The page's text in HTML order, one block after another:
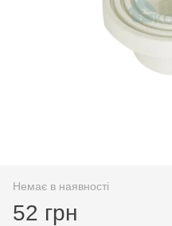
Немає в наявності
52 грн